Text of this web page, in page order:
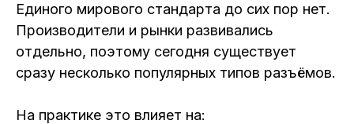
Единого мирового стандарта до сих пор нет.
Производители и рынки развивались
отдельно, поэтому сегодня существует
сразу несколько популярных типов разъёмов.
На практике это влияет на: